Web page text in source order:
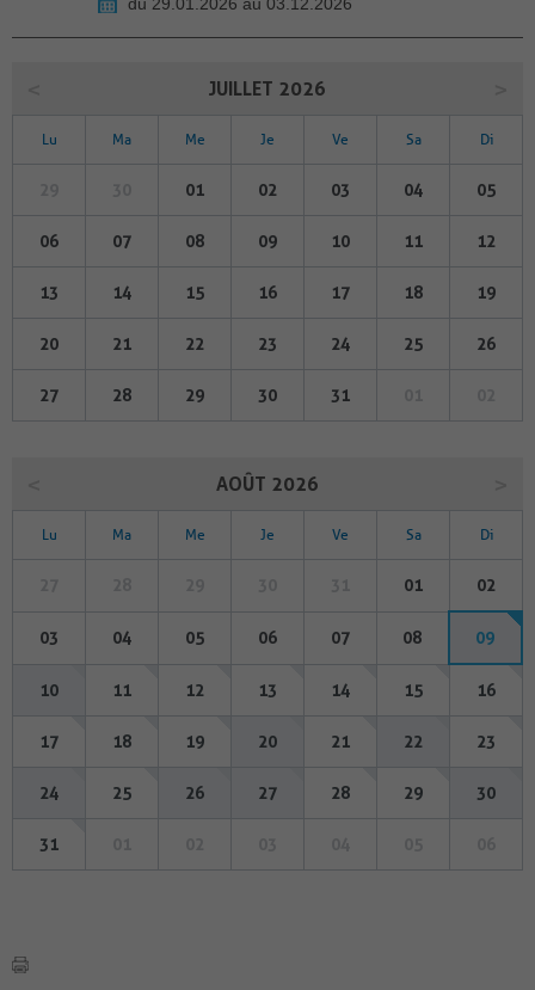
JUILLET 2026
Lu Ma Me Je Ve Sa Di
01 02 03 04 05
06 07 08 09 10 11 12
13 14 15 16 17 18 19
20 21 22 23 24 25 26
27 28 29 30 31
AOÛT 2026
Lu Ma Me Je Ve Sa Di
01 02
03 04 05 06 07 08 09
10 11 12 13 14 15 16
17 18 19 20 21 22 23
24 25 26 27 28 29 30
31